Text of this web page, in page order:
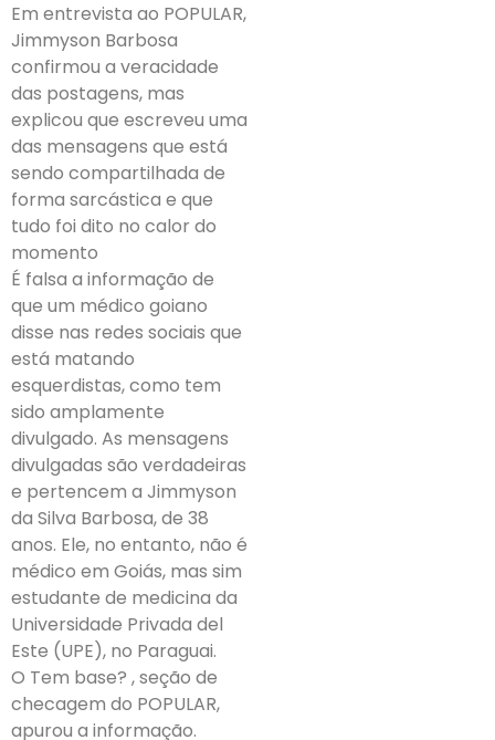
Em entrevista ao POPULAR,
Jimmyson Barbosa
confirmou a veracidade
das postagens, mas
explicou que escreveu uma
das mensagens que está
sendo compartilhada de
forma sarcástica e que
tudo foi dito no calor do
momento
É falsa a informação de
que um médico goiano
disse nas redes sociais que
está matando
esquerdistas, como tem
sido amplamente
divulgado. As mensagens
divulgadas são verdadeiras
e pertencem a Jimmyson
da Silva Barbosa, de 38
anos. Ele, no entanto, não é
médico em Goiás, mas sim
estudante de medicina da
Universidade Privada del
Este (UPE), no Paraguai.
O Tem base? , seção de
checagem do POPULAR,
apurou a informação.